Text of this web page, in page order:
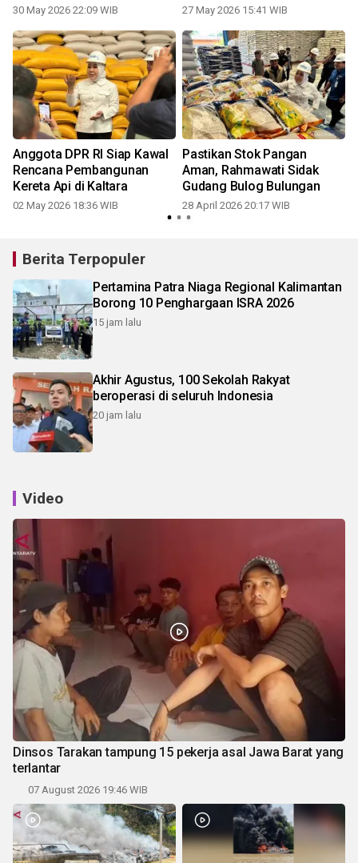
30 May 2026 22:09 WIB 27 May 2026 15:41 WIB
Anggota DPR RI Siap Kawal
Rencana Pembangunan
Kereta Api di Kaltara
02 May 2026 18:36 WIB
Pastikan Stok Pangan
Aman, Rahmawati Sidak
Gudang Bulog Bulungan
28 April 2026 20:17 WIB
Berita Terpopuler
Pertamina Patra Niaga Regional Kalimantan
Borong 10 Penghargaan ISRA 2026
15 jam lalu
Akhir Agustus, 100 Sekolah Rakyat
beroperasi di seluruh Indonesia
20 jam lalu
Video
Dinsos Tarakan tampung 15 pekerja asal Jawa Barat yang
terlantar
07 August 2026 19:46 WIB